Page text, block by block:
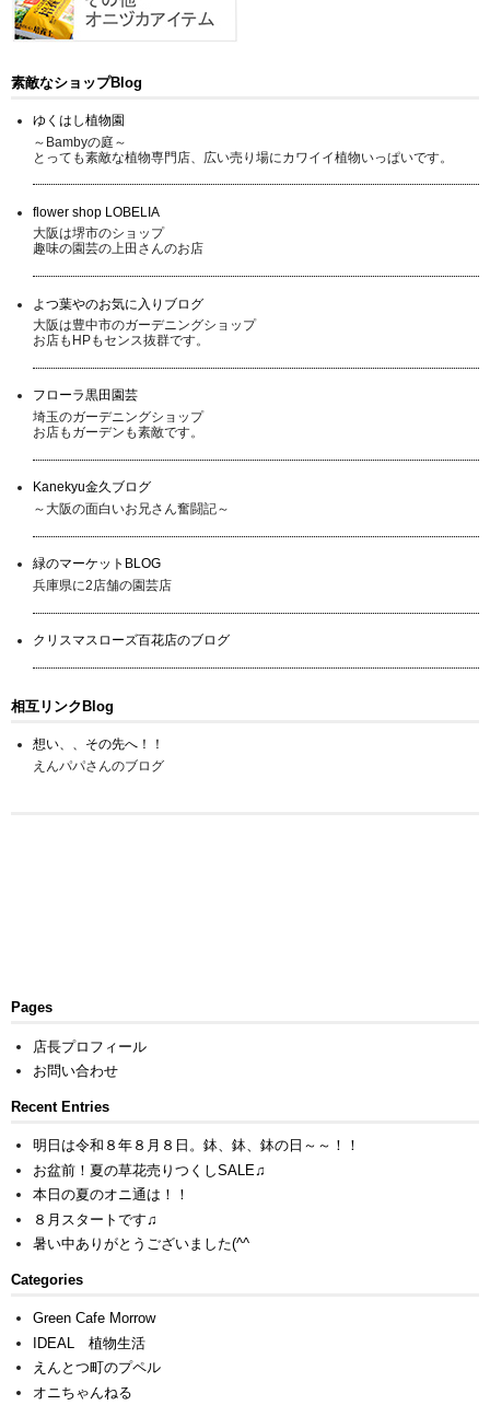
素敵なショップBlog
ゆくはし植物園
～Bambyの庭～
とっても素敵な植物専門店、広い売り場にカワイイ植物いっぱいです。
flower shop LOBELIA
大阪は堺市のショップ
趣味の園芸の上田さんのお店
よつ葉やのお気に入りブログ
大阪は豊中市のガーデニングショップ
お店もHPもセンス抜群です。
フローラ黒田園芸
埼玉のガーデニングショップ
お店もガーデンも素敵です。
Kanekyu金久ブログ
～大阪の面白いお兄さん奮闘記～
緑のマーケットBLOG
兵庫県に2店舗の園芸店
クリスマスローズ百花店のブログ
相互リンクBlog
想い、、その先へ！！
えんパパさんのブログ
Pages
店長プロフィール
お問い合わせ
Recent Entries
明日は令和８年８月８日。鉢、鉢、鉢の日～～！！
お盆前！夏の草花売りつくしSALE♫
本日の夏のオニ通は！！
８月スタートです♫
暑い中ありがとうございました(^^ゞ
Categories
Green Cafe Morrow
IDEAL 植物生活
えんとつ町のプペル
オニちゃんねる